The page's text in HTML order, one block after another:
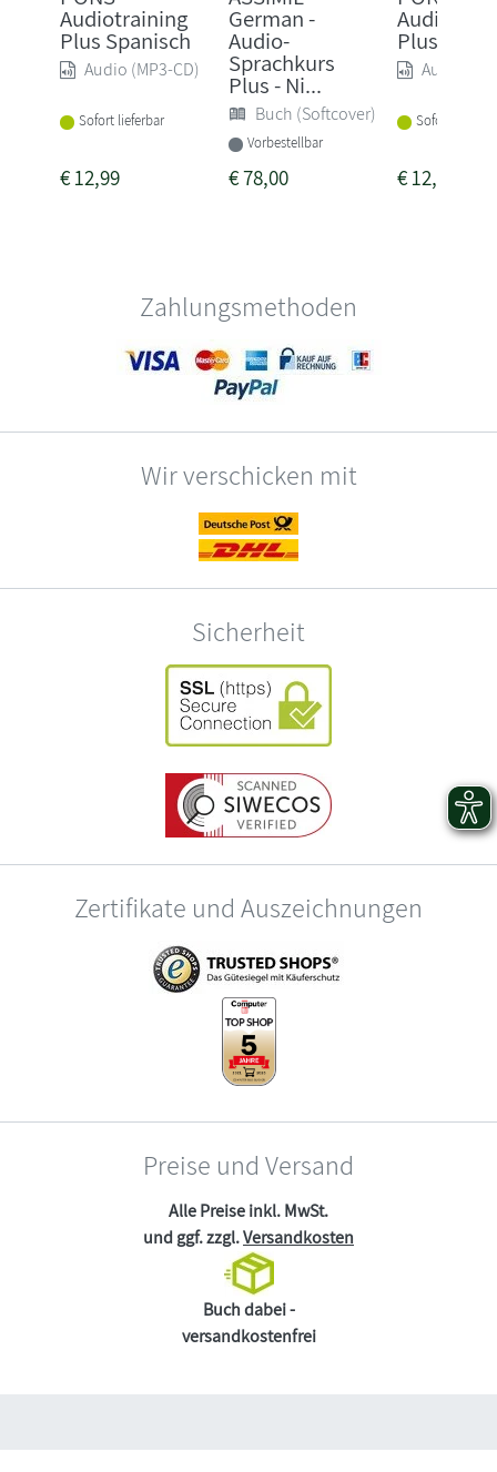
Audiotraining
Plus Spanisch
Audio (MP3-CD)
Sofort lieferbar
€12,99
German -
Audio-
Sprachkurs
Plus - Ni...
Buch (Softcover)
Vorbestellbar
€78,00
Plus
Audio
Sofort
€12,99
Zahlungsmethoden
Wir verschicken mit
Sicherheit
Zertifikate und Auszeichnungen
Preise und Versand
Alle Preise inkl. MwSt.
und ggf. zzgl.Versandkosten
Buch dabei -
versandkostenfrei